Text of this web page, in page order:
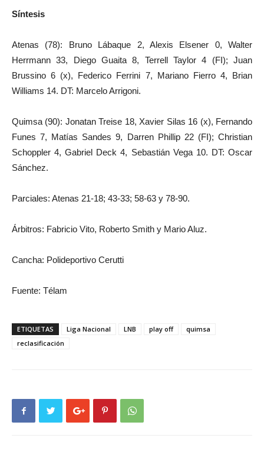
Síntesis
Atenas (78): Bruno Lábaque 2, Alexis Elsener 0, Walter
Herrmann 33, Diego Guaita 8, Terrell Taylor 4 (FI); Juan
Brussino 6 (x), Federico Ferrini 7, Mariano Fierro 4, Brian
Williams 14. DT: Marcelo Arrigoni.
Quimsa (90): Jonatan Treise 18, Xavier Silas 16 (x), Fernando
Funes 7, Matías Sandes 9, Darren Phillip 22 (FI); Christian
Schoppler 4, Gabriel Deck 4, Sebastián Vega 10. DT: Oscar
Sánchez.
Parciales: Atenas 21-18; 43-33; 58-63 y 78-90.
Árbitros: Fabricio Vito, Roberto Smith y Mario Aluz.
Cancha: Polideportivo Cerutti
Fuente: Télam
ETIQUETAS Liga Nacional LNB play off
quimsa
reclasificación